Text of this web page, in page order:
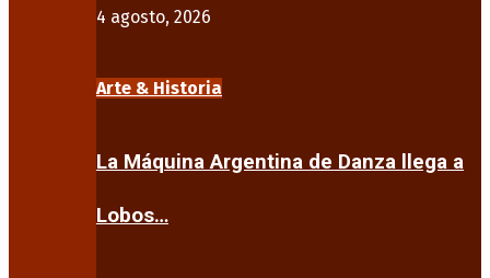
4 agosto, 2026
Arte & Historia
La Máquina Argentina de Danza llega a
Lobos…